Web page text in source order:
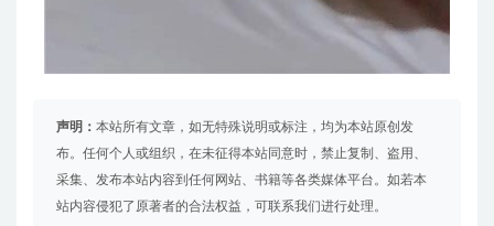
声明： 本站所有文章，如无特殊说明或标注，均为本站原创发
布。任何个人或组织，在未征得本站同意时，禁止复制、盗用、
采集、发布本站内容到任何网站、书籍等各类媒体平台。如若本
站内容侵犯了原著者的合法权益，可联系我们进行处理。